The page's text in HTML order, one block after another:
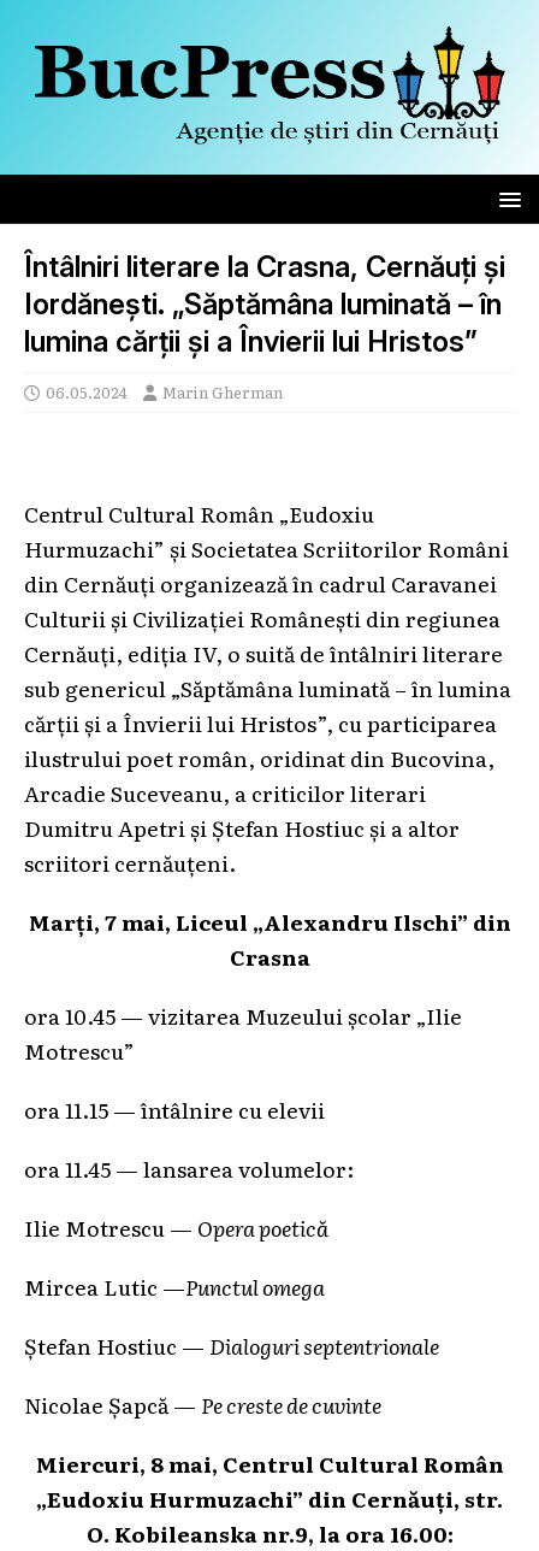
Întâlniri literare la Crasna, Cernăuți și
Iordănești. „Săptămâna luminată – în
lumina cărţii şi a Învierii lui Hristos”
06.05.2024 Marin Gherman
Centrul Cultural Român „Eudoxiu
Hurmuzachi” și Societatea Scriitorilor Români
din Cernăuţi organizează în cadrul Caravanei
Culturii şi Civilizaţiei Româneşti din regiunea
Cernăuţi, ediţia IV, o suită de întâlniri literare
sub genericul „Săptămâna luminată – în lumina
cărţii şi a Învierii lui Hristos”, cu participarea
ilustrului poet român, oridinat din Bucovina,
Arcadie Suceveanu, a criticilor literari
Dumitru Apetri şi Ştefan Hostiuc şi a altor
scriitori cernăuţeni.
Marţi, 7 mai, Liceul „Alexandru Ilschi” din
Crasna
ora 10.45 — vizitarea Muzeului şcolar „Ilie
Motrescu”
ora 11.15 — întâlnire cu elevii
ora 11.45 — lansarea volumelor:
Ilie Motrescu — Opera poetică
Mircea Lutic —Punctul omega
Ştefan Hostiuc — Dialoguri septentrionale
Nicolae Şapcă — Pe creste de cuvinte
Miercuri, 8 mai, Centrul Cultural Român
„Eudoxiu Hurmuzachi” din Cernăuţi, str.
O. Kobileanska nr.9, la ora 16.00: